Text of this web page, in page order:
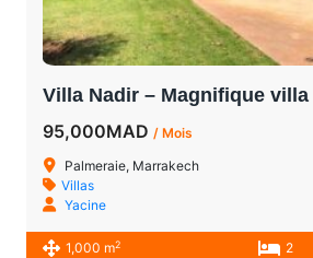
95,000MAD / Mois
Palmeraie, Marrakech
Villas
Yacine
1,000 m2 2